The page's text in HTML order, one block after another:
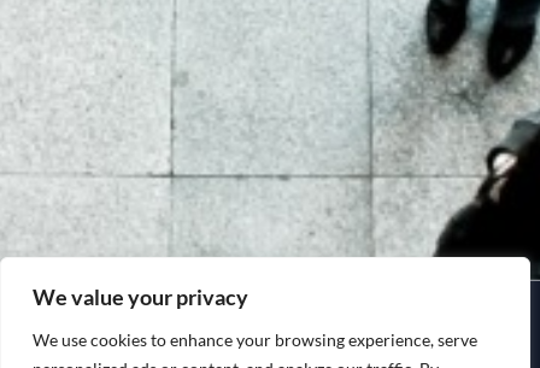
We value your privacy
We use cookies to enhance your browsing experience, serve